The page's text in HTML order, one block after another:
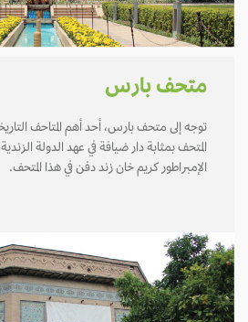
متحف بارس
توجه إلى متحف بارس، أحد أهم المتاحف
المتحف بمثابة دار ضيافة في عهد الدولة الزندية.
الإمبراطور كريم خان زند دفن في هذا المتحف.